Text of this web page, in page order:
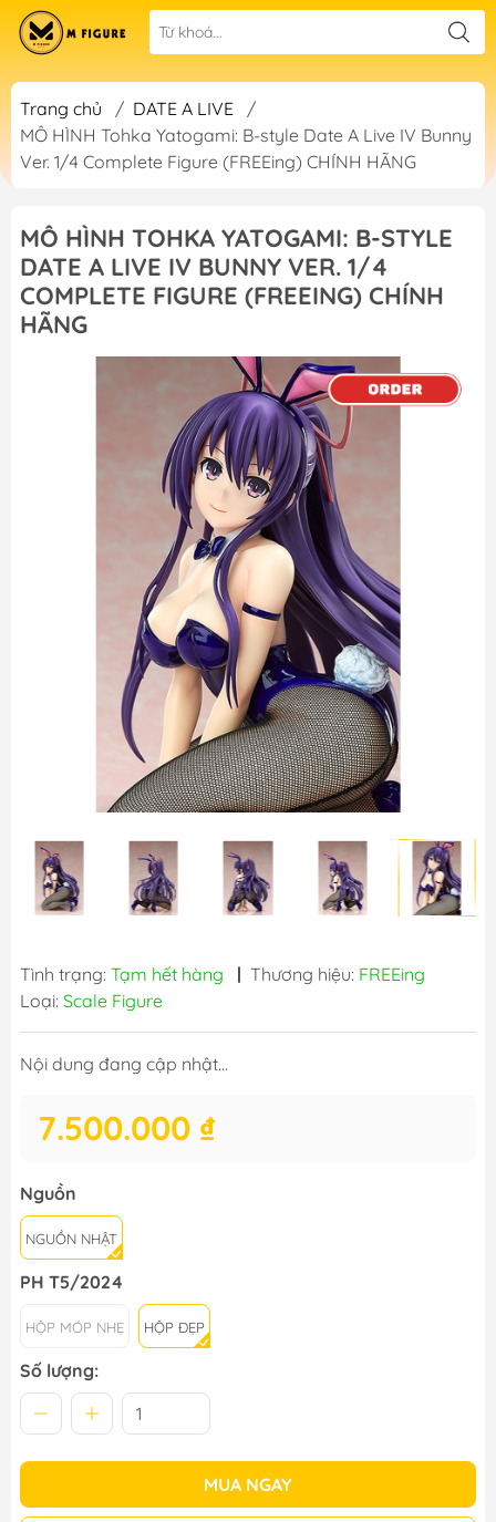
Trang chủ / DATE A LIVE
/
MÔ HÌNH Tohka Yatogami: B-style Date A Live IV Bunny
Ver. 1/4 Complete Figure (FREEing) CHÍNH HÃNG
MÔ HÌNH TOHKA YATOGAMI: B-STYLE
DATE A LIVE IV BUNNY VER. 1/4
COMPLETE FIGURE (FREEING) CHÍNH
HÃNG
Tình trạng: Tạm hết hàng | Thương hiệu: FREEing
Loại: Scale Figure
Nội dung đang cập nhật...
7.500.000 ₫
Nguồn
NGUỒN NHẬT
PH T5/2024
HỘP MÓP NHẸ HỘP ĐẸP
Số lượng:
MUA NGAY